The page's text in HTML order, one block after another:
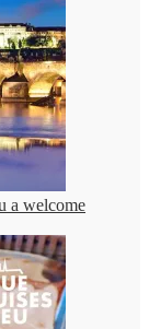
a welcome